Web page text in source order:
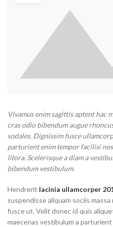
Vivamus enim sagittis aptent hac
cras odio bibendum augue
sodales. Dignissim fusce
parturient enim tempor facilisi
litora. Scelerisque a diam a
bibendum vestibulum.
Hendrerit lacinia ullamcorper
suspendisse aliquam sociis
fusce ut. Velit donec id quis
maecenas vestibulum a